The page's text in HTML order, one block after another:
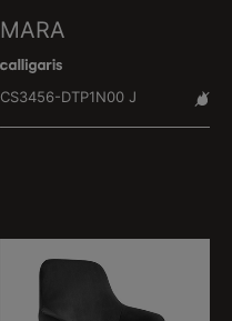
MARA
CS3456-DTP1N00 J